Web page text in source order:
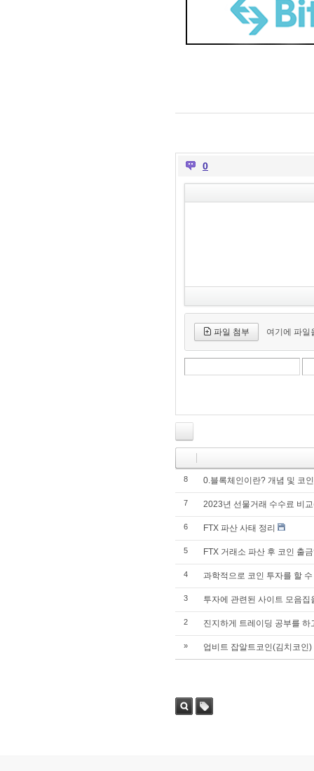
0
파일 첨부 여기에 파일
8 0.블록체인이란? 개념 및 코
7 2023년 선물거래 수수료 비
6 FTX 파산 사태 정리
5 FTX 거래소 파산 후 코인 출
4 과학적으로 코인 투자를 할
3 투자에 관련된 사이트 모음집
2 진지하게 트레이딩 공부를
» 업비트 잡알트코인(김치코인